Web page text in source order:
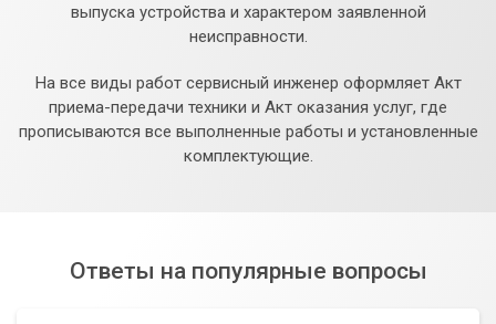
выпуска устройства и характером заявленной
неисправности.
На все виды работ сервисный инженер оформляет Акт
приема-передачи техники и Акт оказания услуг, где
прописываются все выполненные работы и установленные
комплектующие.
Ответы на популярные вопросы